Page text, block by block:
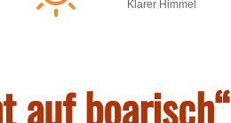
auf boarisch“